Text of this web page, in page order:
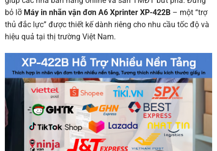
bỏ lỡ Máy in nhãn vận đơn A6 Xprinter XP-422B– một “trợ
thủ đắc lực” được thiết kế dành riêng cho nhu cầu tốc độ và
hiệu quả tại thị trường Việt Nam.